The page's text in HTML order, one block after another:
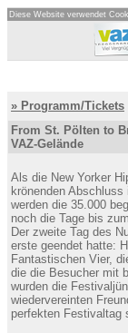
Diese Website verwendet
» Programm/Tickets
From St. Pölten to
VAZ-Gelände
Als die New Yorker
krönenden
werden die 35.000
noch die Tage bis
Der zweite Tag des
erste geendet hatte:
Fantastischen Vier,
die die Besucher mit
wurden die
wiedervereinten
perfekten Festivaltag